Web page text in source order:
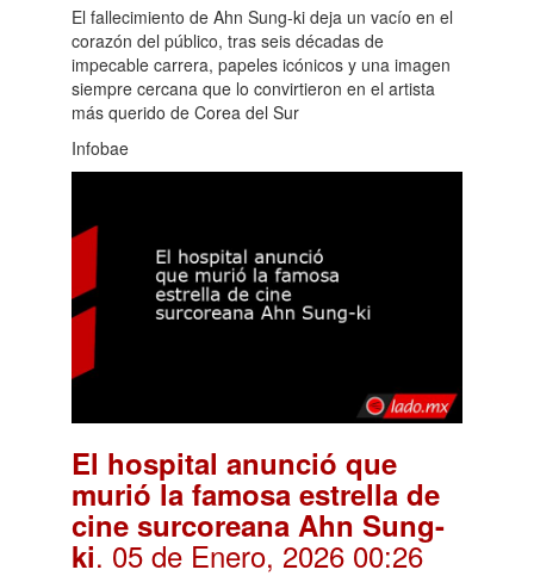
El fallecimiento de Ahn Sung-ki deja un vacío en el
corazón del público, tras seis décadas de
impecable carrera, papeles icónicos y una imagen
siempre cercana que lo convirtieron en el artista
más querido de Corea del Sur
Infobae
El hospital anunció que
murió la famosa estrella de
cine surcoreana Ahn Sung-
ki. 05 de Enero, 2026 00:26